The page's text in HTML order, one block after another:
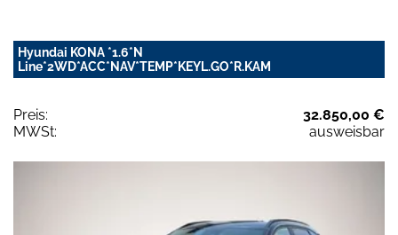
Hyundai KONA *1.6*N
Line*2WD*ACC*NAV*TEMP*KEYL.GO*R.KAM
Preis:
32.850,00 €
MWSt:
ausweisbar